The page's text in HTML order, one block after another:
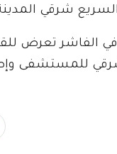
شرقي
في الفاشر تعرض
للمستشفى